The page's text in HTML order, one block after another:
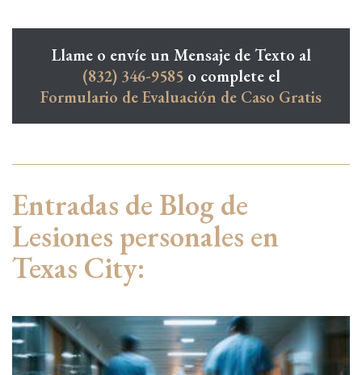
Llame o envíe un Mensaje de Texto al
(832) 346-9585o complete el
Formulario de Evaluación de Caso Gratis
Entradas de Blog de
Lesiones personales en
Texas City: